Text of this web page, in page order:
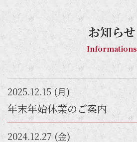
お知らせ
Informations
2025.12.15 (月)
年末年始休業のご案内
2024.12.27 (金)